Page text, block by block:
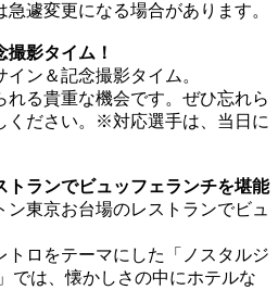
遽変更になる場合があります。
影タイム！
ン＆記念撮影タイム。
る貴重な機会です。ぜひ忘れら
ください。※対応選手は、当日に
ランでビュッフェランチを堪能
東京お台場のレストランでビュ
トロをテーマにした「ノスタルジ
では、懐かしさの中にホテルな